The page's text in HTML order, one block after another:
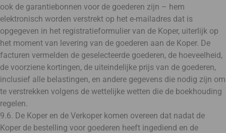
ook de garantiebonnen voor de goederen zijn – hem
elektronisch worden verstrekt op het e-mailadres dat is
opgegeven in het registratieformulier van de Koper, uiterlijk op
het moment van levering van de goederen aan de Koper. De
facturen vermelden de geselecteerde goederen, de hoeveelheid,
de voorziene kortingen, de uiteindelijke prijs van de goederen,
inclusief alle belastingen, en andere gegevens die nodig zijn om
te verstrekken volgens de wettelijke wetten die de boekhouding
regelen.
9.6. De Koper en de Verkoper komen overeen dat nadat de
Koper de bestelling voor goederen heeft ingediend en de